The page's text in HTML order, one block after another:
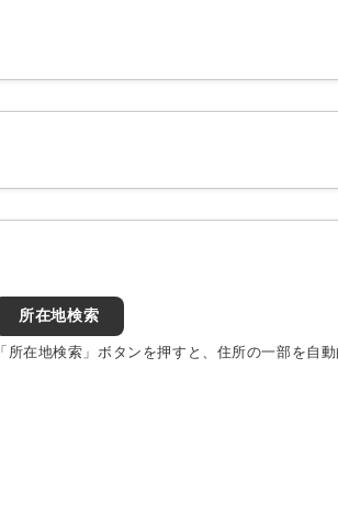
所在地検索
「所在地検索」ボタンを押すと、住所の一部を自動